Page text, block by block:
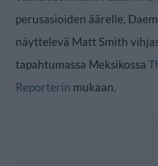
perusasioiden äärelle,
näyttelevä Matt Smith
tapahtumassa Meksikossa
Reporterin mukaan.